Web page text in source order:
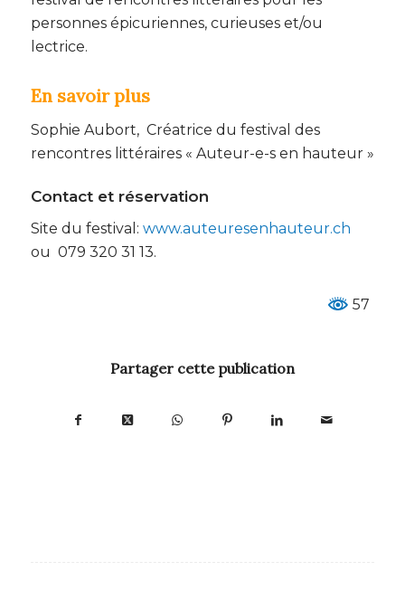
personnes épicuriennes, curieuses et/ou
lectrice.
En savoir plus
Sophie Aubort, Créatrice du festival des
rencontres littéraires « Auteur-e-s en hauteur »
Contact et réservation
Site du festival: www.auteuresenhauteur.ch
ou 079 320 31 13.
57
Partager cette publication